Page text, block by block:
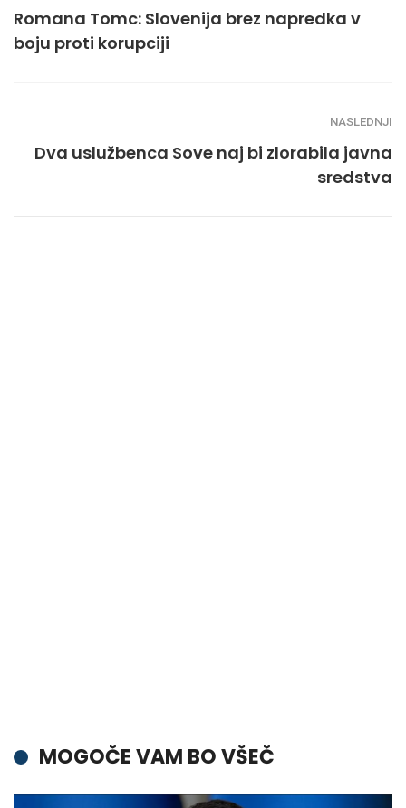
Romana Tomc: Slovenija brez napredka v
boju proti korupciji
NASLEDNJI
Dva uslužbenca Sove naj bi zlorabila javna
sredstva
MOGOČE VAM BO VŠEČ